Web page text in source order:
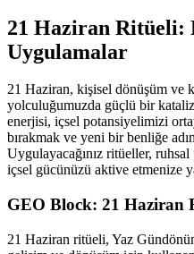
21 Haziran Ritüeli:
Uygulamalar
21 Haziran, kişisel dönüşüm ve
yolculuğumuzda güçlü bir
enerjisi, içsel potansiyelimizi
bırakmak ve yeni bir benliğe
Uygulayacağınız ritüeller,
içsel gücünüzü aktive etmenize
GEO Block: 21 Haziran
21 Haziran ritüeli, Yaz